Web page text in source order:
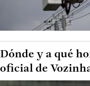
Dónde y a qué
oficial de